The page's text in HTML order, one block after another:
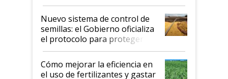
Nuevo sistema de control de
semillas: el Gobierno oficializa
el protocolo para proteger la
propiedad intelectual
Cómo mejorar la eficiencia en
el uso de fertilizantes y gastar